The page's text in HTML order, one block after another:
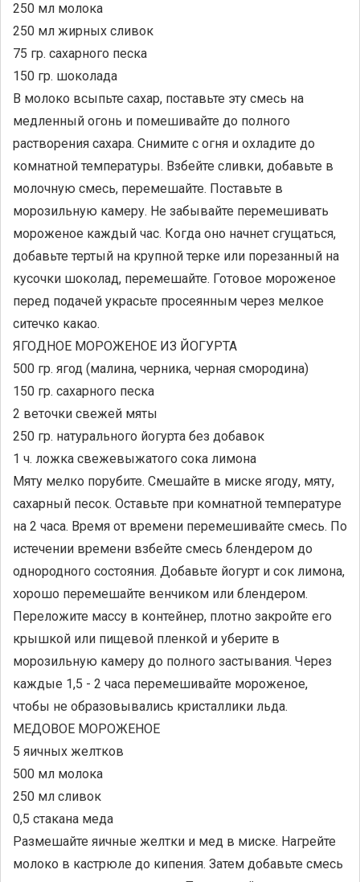
250 мл молока
250 мл жирных сливок
75 гр. сахарного песка
150 гр. шоколада
В молоко всыпьте сахар, поставьте эту смесь на
медленный огонь и помешивайте до полного
растворения сахара. Снимите с огня и охладите до
комнатной температуры. Взбейте сливки, добавьте в
молочную смесь, перемешайте. Поставьте в
морозильную камеру. Не забывайте перемешивать
мороженое каждый час. Когда оно начнет сгущаться,
добавьте тертый на крупной терке или порезанный на
кусочки шоколад, перемешайте. Готовое мороженое
перед подачей украсьте просеянным через мелкое
ситечко какао.
ЯГОДНОЕ МОРОЖЕНОЕ ИЗ ЙОГУРТА
500 гр. ягод (малина, черника, черная смородина)
150 гр. сахарного песка
2 веточки свежей мяты
250 гр. натурального йогурта без добавок
1 ч. ложка свежевыжатого сока лимона
Мяту мелко порубите. Смешайте в миске ягоду, мяту,
сахарный песок. Оставьте при комнатной температуре
на 2 часа. Время от времени перемешивайте смесь. По
истечении времени взбейте смесь блендером до
однородного состояния. Добавьте йогурт и сок лимона,
хорошо перемешайте венчиком или блендером.
Переложите массу в контейнер, плотно закройте его
крышкой или пищевой пленкой и уберите в
морозильную камеру до полного застывания. Через
каждые 1,5 - 2 часа перемешивайте мороженое,
чтобы не образовывались кристаллики льда.
МЕДОВОЕ МОРОЖЕНОЕ
5 яичных желтков
500 мл молока
250 мл сливок
0,5 стакана меда
Размешайте яичные желтки и мед в миске. Нагрейте
молоко в кастрюле до кипения. Затем добавьте смесь